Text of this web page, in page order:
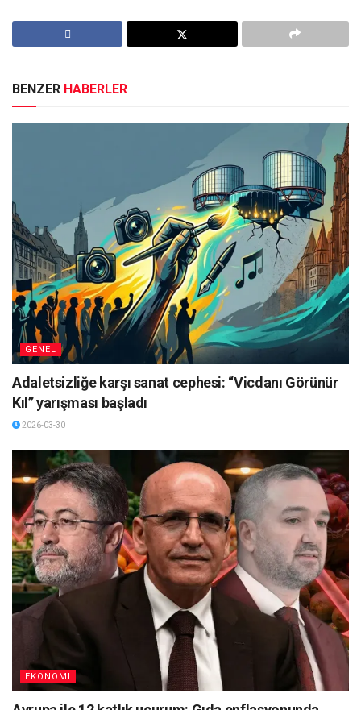
BENZER HABERLER
GENEL
Adaletsizliğe karşı sanat cephesi: “Vicdanı Görünür
Kıl” yarışması başladı
2026-03-30
EKONOMI